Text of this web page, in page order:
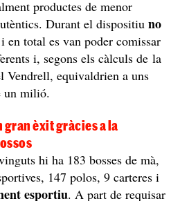
productes de menor
Durant el dispositiu no
en total es van poder comissar
i, segons els càlculs de la
equivaldrien a uns
un milió.
èxit gràcies a la
hi ha 183 bosses de mà,
147 polos, 9 carteres i
esportiu. A part de requisar